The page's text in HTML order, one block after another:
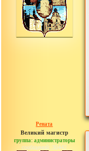
Рената
Великий магистр
группа: администраторы
сообщений: 30442